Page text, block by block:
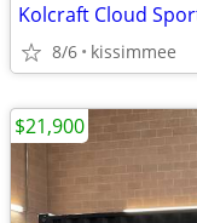
8/6 kissimmee
$21,900